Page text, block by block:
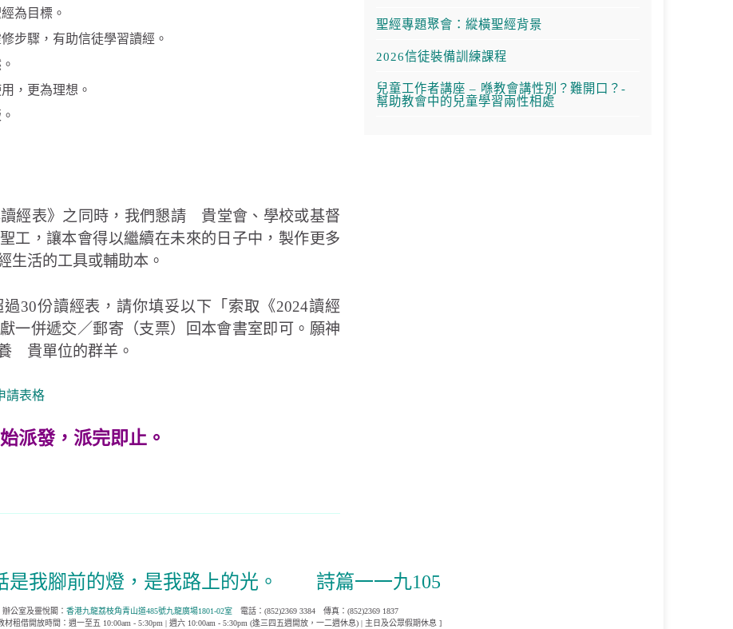
為目標。
步驟，有助信徒學習讀經。
，更為理想。
表》之同時，我們懇請 貴堂會、學校或基督
工，讓本會得以繼續在未來的日子中，製作更多
生活的工具或輔助本。
份讀經表，請你填妥以下「索取《2024讀經
一併遞交／郵寄（支票）回本會書室即可。願神
貴單位的群羊。
請表格
派發，派完即止。
聖經專題聚會：縱橫聖經背景
2026信徒裝備訓練課程
兒童工作者講座 – 喺教會講性別？難開口？-
幫助教會中的兒童學習兩性相處
是我腳前的燈，是我路上的光。 詩篇一一九105
公室及靈悅閣： 香港九龍荔枝角青山道485號九龍廣場1801-02室 電話：(852)2369 3384
傳真：(852)2369 1837
租借開放時間：週一至五 10:00am - 5:30pm | 週六 10:00am - 5:30pm (逢三四五週開放，一二週休息) | 主日及公眾假期休息 ]